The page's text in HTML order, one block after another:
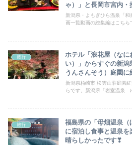
ゃ）」と長岡市宮内
新潟県・よもぎひら温泉「
画一覧動画の総集編はこちら
旅行
ホテル「浪花屋（な
い）」からすぐの新潟
うんさんそう）庭園
新潟県柏崎市 松雲山荘庭園
らです。新潟県「岩室温泉
旅行
福島県の「母畑温泉
に宿泊し食事と温泉
晴らしかったです❣